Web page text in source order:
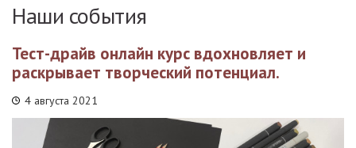
Наши события
Тест-драйв онлайн курс вдохновляет и
раскрывает творческий потенциал.
4 августа 2021